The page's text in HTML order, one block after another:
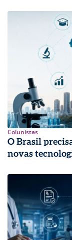
Colunistas
O Brasil
novas